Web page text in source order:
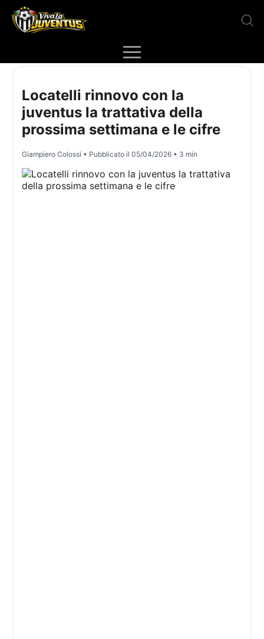
Locatelli rinnovo con la
juventus la trattativa della
prossima settimana e le cifre
Giampiero Colossi • Pubblicato il05/04/2026 • 3 min